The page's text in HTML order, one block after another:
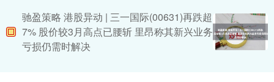
驰盈策略 港股异动 | 三一国际(00631)再跌超
7% 股价较3月高点已腰斩 里昂称其新兴业务
亏损仍需时解决